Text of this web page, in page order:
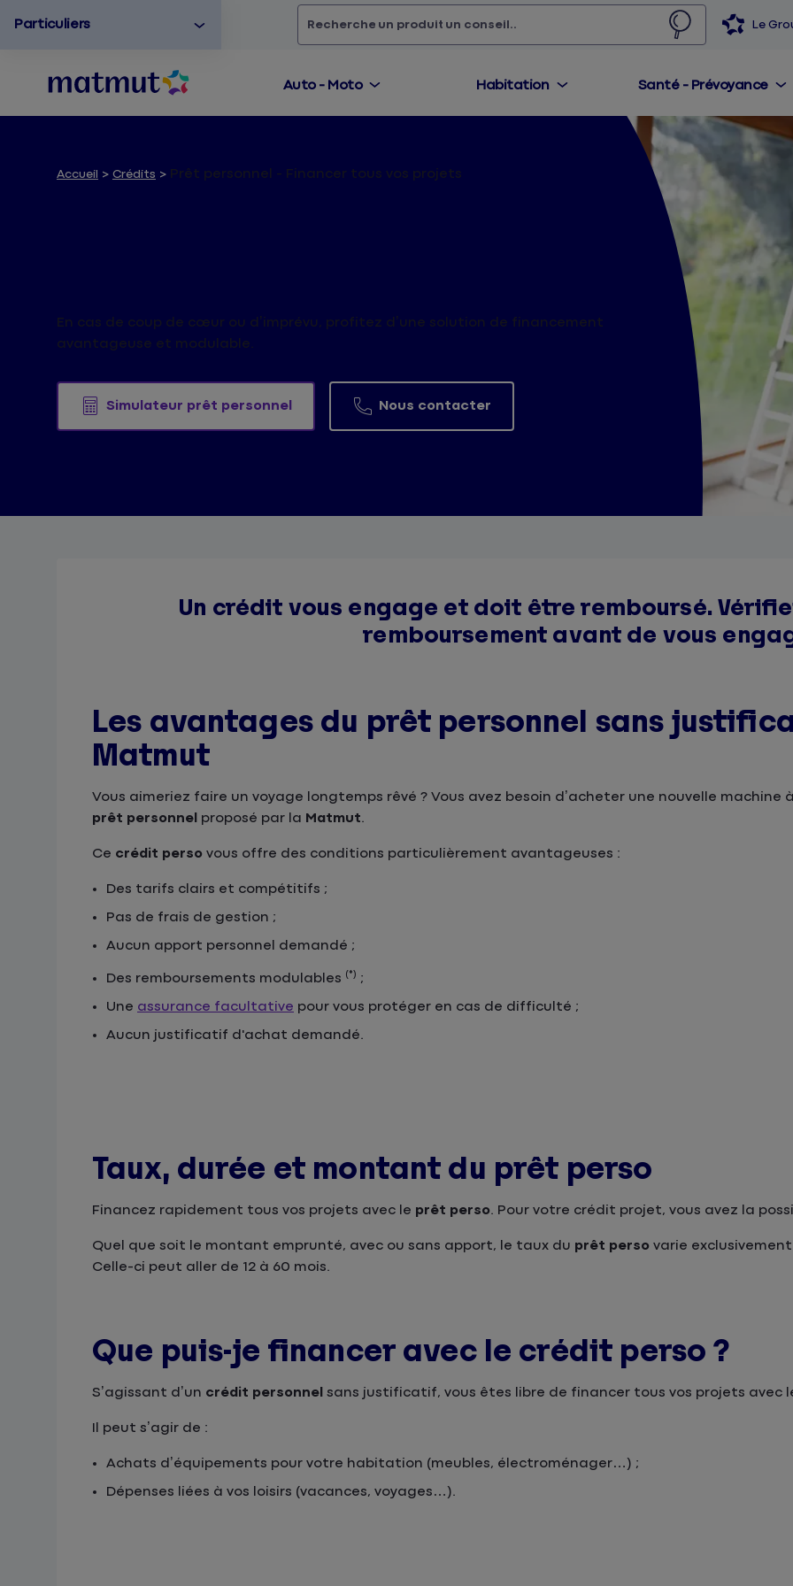
Particuliers Rechercherun produit,un conseil... Le
Auto - Moto Habitation Santé - Prévoyance
Accueil Crédits Prêt personnel - Financer tous vos projets
En cas de coup de cœur ou d’imprévu, profitez d’une solution de financement
avantageuse et modulable.
Simulateur prêt personnel Nous contacter
Un crédit vous engage et doit être remboursé.
remboursement avant de vous
Les avantages du prêt personnel sans
Matmut
Vous aimeriez faire un voyage longtemps rêvé ? Vous avez besoin d’acheter une nouvelle machine
prêt personnel proposé par la Matmut.
Ce crédit perso vous offre des conditions particulièrement avantageuses :
Des tarifs clairs et compétitifs ;
Pas de frais de gestion ;
Aucun apport personnel demandé ;
Des remboursements modulables (*) ;
Une assurance facultative pour vous protéger en cas de difficulté ;
Aucun justificatif d'achat demandé.
Taux, durée et montant du prêt perso
Financez rapidement tous vos projets avec le prêt perso. Pour votre crédit projet, vous avez la
Quel que soit le montant emprunté, avec ou sans apport, le taux du prêt perso varie
Celle-ci peut aller de 12 à 60 mois.
Que puis-je financer avec le crédit perso ?
S’agissant d’un crédit personnel sans justificatif, vous êtes libre de financer tous vos projets avec
Il peut s’agir de :
Achats d’équipements pour votre habitation (meubles, électroménager…) ;
Dépenses liées à vos loisirs (vacances, voyages…).